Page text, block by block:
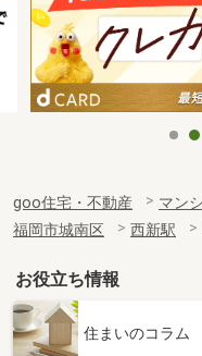
goo住宅・不動産 マン
福岡市城南区
西新駅
お役立ち情報
住まいのコラム